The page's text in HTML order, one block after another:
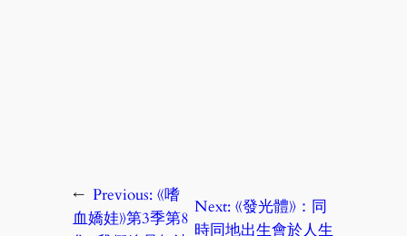
← Previous: 《嗜
血嬌娃》第3季第8
Next:《發光體》：同
時同地出生會於人生